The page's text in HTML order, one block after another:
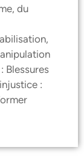
du
Blessures
: